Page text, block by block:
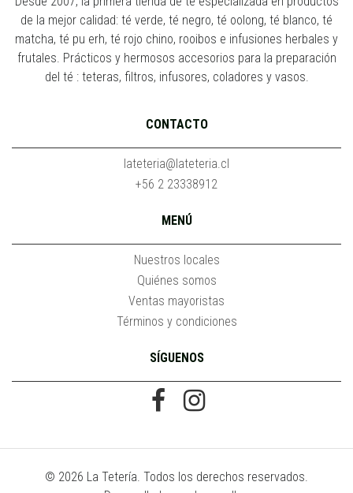
de la mejor calidad: té verde, té negro, té oolong, té blanco, té
matcha, té pu erh, té rojo chino, rooibos e infusiones herbales y
frutales. Prácticos y hermosos accesorios para la preparación
del té : teteras, filtros, infusores, coladores y vasos.
CONTACTO
lateteria@lateteria.cl
+56 2 23338912
MENÚ
Nuestros locales
Quiénes somos
Ventas mayoristas
Términos y condiciones
SÍGUENOS
© 2026 La Tetería. Todos los derechos reservados.